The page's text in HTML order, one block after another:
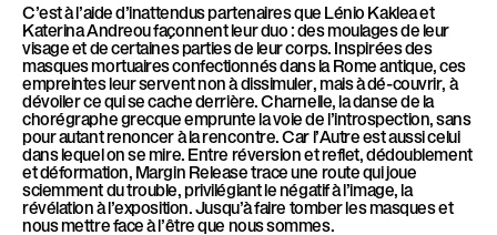
C’est à l’aide d’inattendus partenaires que Lénio Kaklea et
Katerina Andreou façonnent leur duo : des moulages de leur
visage et de certaines parties de leur corps. Inspirées des
masques mortuaires confectionnés dans la Rome antique, ces
empreintes leur servent non à dissimuler, mais à dé-couvrir, à
dévoiler ce qui se cache derrière. Charnelle, la danse de la
chorégraphe grecque emprunte la voie de l’introspection, sans
pour autant renoncer à la rencontre. Car l’Autre est aussi celui
dans lequel on se mire. Entre réversion et reflet, dédoublement
et déformation, Margin Release trace une route qui joue
sciemment du trouble, privilégiant le négatif à l’image, la
révélation à l’exposition. Jusqu’à faire tomber les masques et
nous mettre face à l’être que nous sommes.